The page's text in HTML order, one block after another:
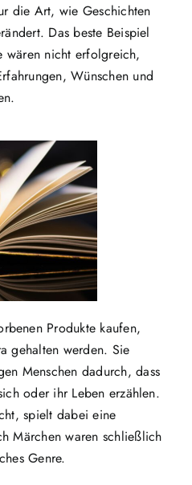
die Art, wie Geschichten
Das beste Beispiel
wären nicht erfolgreich,
Wünschen und
Produkte kaufen,
gehalten werden. Sie
Menschen dadurch, dass
oder ihr Leben erzählen.
spielt dabei eine
Märchen waren schließlich
Genre.